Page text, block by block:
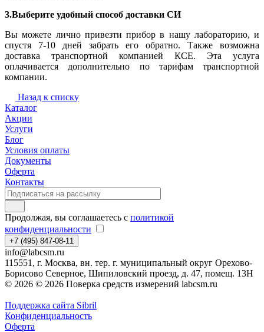
3.Выберите удобный способ доставки СИ
Вы можете лично привезти прибор в нашу лабораторию, и
спустя 7-10 дней забрать его обратно. Также возможна
доставка транспортной компанией КСЕ. Эта услуга
оплачивается дополнительно по тарифам транспортной
компании.
Назад к списку
Каталог
Акции
Услуги
Блог
Условия оплаты
Документы
Оферта
Контакты
Продолжая, вы соглашаетесь с политикой
конфиденциальности
+7 (495) 847-08-11
info@labcsm.ru
115551, г. Москва, вн. тер. г. муниципальный округ Орехово-
Борисово Северное, Шипиловский проезд, д. 47, помещ. 13Н
© 2026 © 2026 Поверка средств измерений labcsm.ru
Поддержка сайта Sibril
Конфиденциальность
Оферта